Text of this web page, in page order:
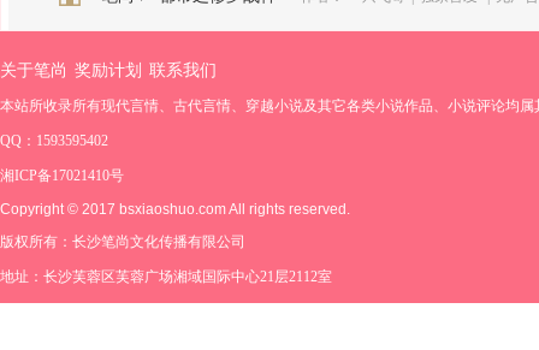
关于笔尚 奖励计划 联系我们
本站所收录所有现代言情、古代言情、穿越小说及其它各类小说作品、小说评论均
QQ：1593595402
湘ICP备17021410号
Copyright © 2017 bsxiaoshuo.com All rights reserved.
版权所有：长沙笔尚文化传播有限公司
地址：长沙芙蓉区芙蓉广场湘域国际中心21层2112室